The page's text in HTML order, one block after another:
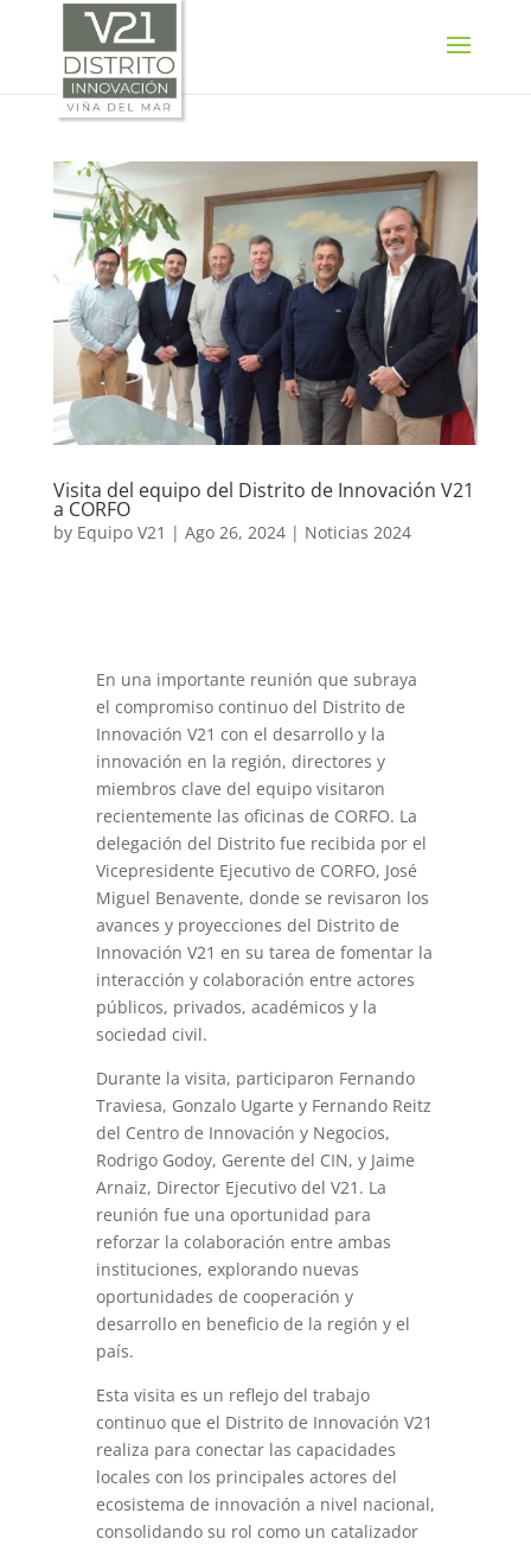
Visita del equipo del Distrito de Innovación V21
a CORFO
by Equipo V21 | Ago 26, 2024| Noticias 2024
En una importante reunión que subraya
el compromiso continuo del Distrito de
Innovación V21 con el desarrollo y la
innovación en la región, directores y
miembros clave del equipo visitaron
recientemente las oficinas de CORFO. La
delegación del Distrito fue recibida por el
Vicepresidente Ejecutivo de CORFO, José
Miguel Benavente, donde se revisaron los
avances y proyecciones del Distrito de
Innovación V21 en su tarea de fomentar la
interacción y colaboración entre actores
públicos, privados, académicos y la
sociedad civil.
Durante la visita, participaron Fernando
Traviesa, Gonzalo Ugarte y Fernando Reitz
del Centro de Innovación y Negocios,
Rodrigo Godoy, Gerente del CIN, y Jaime
Arnaiz, Director Ejecutivo del V21. La
reunión fue una oportunidad para
reforzar la colaboración entre ambas
instituciones, explorando nuevas
oportunidades de cooperación y
desarrollo en beneficio de la región y el
país.
Esta visita es un reflejo del trabajo
continuo que el Distrito de Innovación V21
realiza para conectar las capacidades
locales con los principales actores del
ecosistema de innovación a nivel nacional,
consolidando su rol como un catalizador
SELECT LANGUAGE ▼